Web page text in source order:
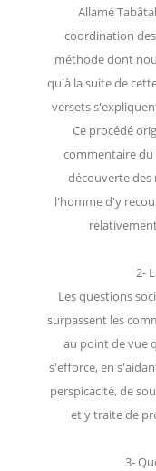
Allamé
coordination
méthode dont
qu'à la suite de
versets
Ce procédé
commentaire du
découverte
l'homme d'y
2-
Les questions
surpassent les
au point de vue
s'efforce, en
perspicacité, de
et y traite de
3-